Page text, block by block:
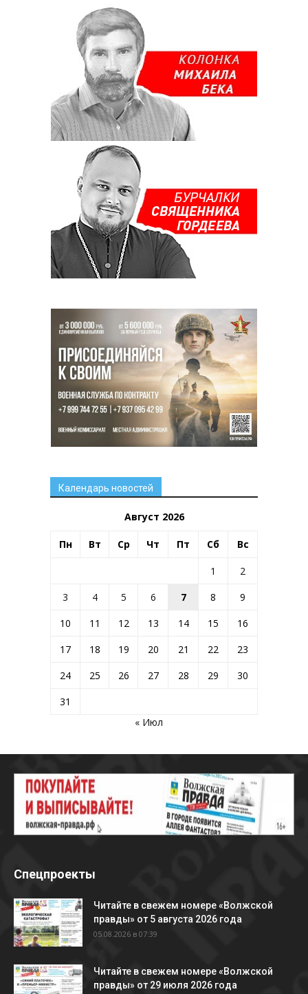
Календарь новостей
Август 2026
Пн Вт Ср Чт Пт Сб Вс
1
2
3
4 5 6 7 8
9
10
11 12 13 14 15
16
17
18 19 20 21 22
23
24
25 26 27 28 29
30
31
« Июл
Спецпроекты
Читайте в свежем номере «Волжской
правды» от 5 августа 2026 года
05.08.2026 в 07:39
Читайте в свежем номере «Волжской
правды» от 29 июля 2026 года